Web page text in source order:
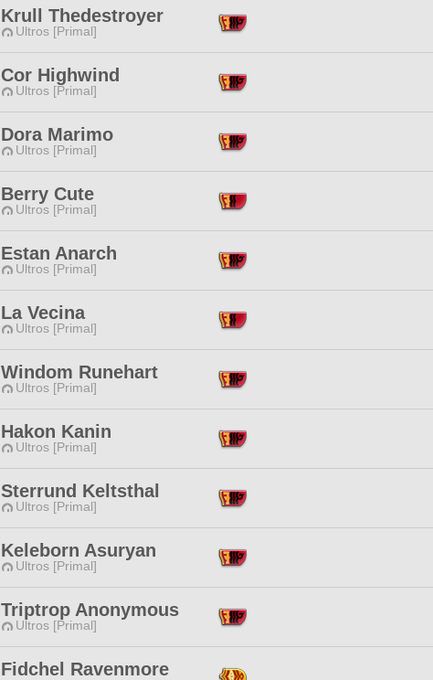
Krull Thedestroyer
Ultros [Primal]
Cor Highwind
Ultros [Primal]
Dora Marimo
Ultros [Primal]
Berry Cute
Ultros [Primal]
Estan Anarch
Ultros [Primal]
La Vecina
Ultros [Primal]
Windom Runehart
Ultros [Primal]
Hakon Kanin
Ultros [Primal]
Sterrund Keltsthal
Ultros [Primal]
Keleborn Asuryan
Ultros [Primal]
Triptrop Anonymous
Ultros [Primal]
Fidchel Ravenmore